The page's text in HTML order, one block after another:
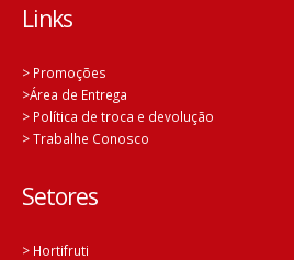
Links
> Promoções
>Área de Entrega
> Política de troca e devolução
> Trabalhe Conosco
Setores
> Hortifruti